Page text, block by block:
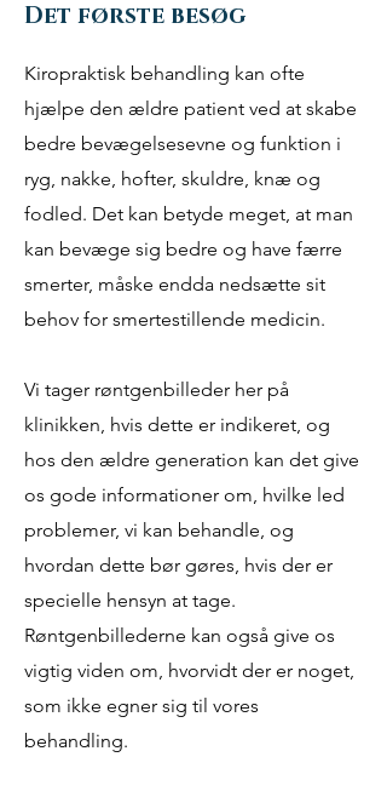
Det første besøg
Kiropraktisk behandling kan ofte
hjælpe den ældre patient ved at skabe
bedre bevægelsesevne og funktion i
ryg, nakke, hofter, skuldre, knæ og
fodled. Det kan betyde meget, at man
kan bevæge sig bedre og have færre
smerter, måske endda nedsætte sit
behov for smertestillende medicin.
Vi tager røntgenbilleder her på
klinikken, hvis dette er indikeret, og
hos den ældre generation kan det give
os gode informationer om, hvilke led
problemer, vi kan behandle, og
hvordan dette bør gøres, hvis der er
specielle hensyn at tage.
Røntgenbillederne kan også give os
vigtig viden om, hvorvidt der er noget,
som ikke egner sig til vores
behandling.